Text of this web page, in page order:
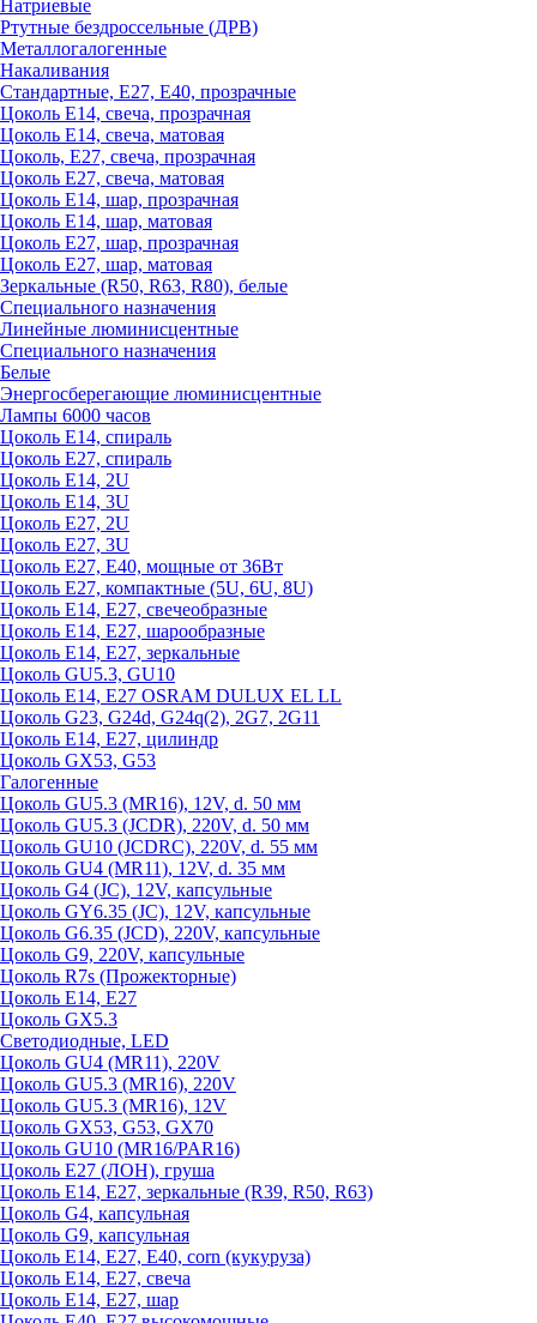
Натриевые
Ртутные бездроссельные (ДРВ)
Металлогалогенные
Накаливания
Стандартные, Е27, Е40, прозрачные
Цоколь Е14, свеча, прозрачная
Цоколь Е14, свеча, матовая
Цоколь, Е27, свеча, прозрачная
Цоколь Е27, свеча, матовая
Цоколь Е14, шар, прозрачная
Цоколь Е14, шар, матовая
Цоколь Е27, шар, прозрачная
Цоколь Е27, шар, матовая
Зеркальные (R50, R63, R80), белые
Специального назначения
Линейные люминисцентные
Специального назначения
Белые
Энергосберегающие люминисцентные
Лампы 6000 часов
Цоколь Е14, спираль
Цоколь Е27, спираль
Цоколь Е14, 2U
Цоколь Е14, 3U
Цоколь Е27, 2U
Цоколь Е27, 3U
Цоколь Е27, Е40, мощные от 36Вт
Цоколь Е27, компактные (5U, 6U, 8U)
Цоколь Е14, Е27, свечеобразные
Цоколь Е14, Е27, шарообразные
Цоколь Е14, Е27, зеркальные
Цоколь GU5.3, GU10
Цоколь Е14, Е27 OSRAM DULUX EL LL
Цоколь G23, G24d, G24q(2), 2G7, 2G11
Цоколь Е14, Е27, цилиндр
Цоколь GX53, G53
Галогенные
Цоколь GU5.3 (MR16), 12V, d. 50 мм
Цоколь GU5.3 (JCDR), 220V, d. 50 мм
Цоколь GU10 (JCDRC), 220V, d. 55 мм
Цоколь GU4 (MR11), 12V, d. 35 мм
Цоколь G4 (JC), 12V, капсульные
Цоколь GY6.35 (JC), 12V, капсульные
Цоколь G6.35 (JCD), 220V, капсульные
Цоколь G9, 220V, капсульные
Цоколь R7s (Прожекторные)
Цоколь E14, E27
Цоколь GX5.3
Светодиодные, LED
Цоколь GU4 (MR11), 220V
Цоколь GU5.3 (MR16), 220V
Цоколь GU5.3 (MR16), 12V
Цоколь GX53, G53, GX70
Цоколь GU10 (MR16/PAR16)
Цоколь Е27 (ЛОН), груша
Цоколь Е14, Е27, зеркальные (R39, R50, R63)
Цоколь G4, капсульная
Цоколь G9, капсульная
Цоколь Е14, Е27, Е40, corn (кукуруза)
Цоколь Е14, Е27, свеча
Цоколь Е14, Е27, шар